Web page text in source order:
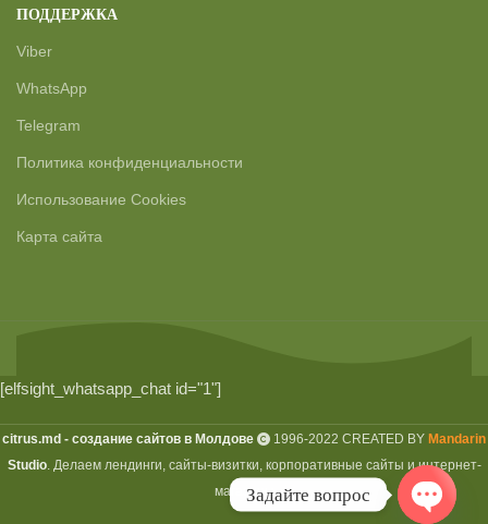
ПОДДЕРЖКА
Viber
WhatsApp
Telegram
Политика конфиденциальности
Использование Cookies
Карта сайта
[elfsight_whatsapp_chat id="1"]
citrus.md - cоздание сайтов в Молдове 1996-2022 CREATED BY Mandarin
Studio. Делаем лендинги, сайты-визитки, корпоративные сайты и интернет-
магазиныЗадайте вопрос